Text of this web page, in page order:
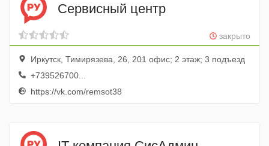
Сервисный центр
закрыто
Иркутск, Тимирязева, 26, 201 офис; 2 этаж; 3 подъезд
+739526700...
https://vk.com/remsot38